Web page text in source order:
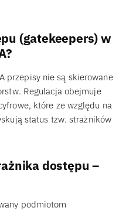
(gatekeepers) w
przepisy nie są skierowane
Regulacja obejmuje
które ze względu na
status tzw. strażników
dostępu –
podmiotom